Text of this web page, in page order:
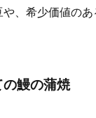
、希少価値の
鰻の蒲焼